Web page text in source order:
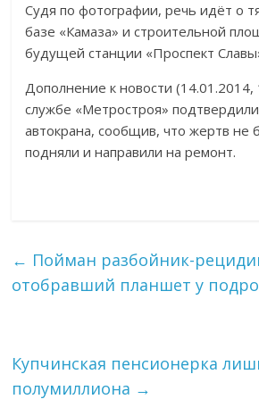
Судя по фотографии, речь идёт о
базе «Камаза» и строительной
будущей станции «Проспект
Дополнение к новости (14.01.2014,
службе «Метростроя»
автокрана, сообщив, что жертв не
подняли и направили на ремонт.
← Пойман разбойник-
отобравший планшет у
Купчинская пенсионерка
полумиллиона →